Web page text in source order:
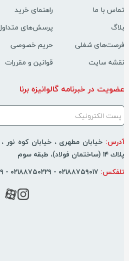
با ما
شغلی
سایت
راهنمای خرید
پرسش‌های متداول
حریم خصوصی
قوانین و مقررات
در خبرنامه گالوانیزه برنا
خیابان مطهری ، خیابان کوه نور
(ساختمان فولاد)، طبقه سوم
۰۲۱۸۸۷۵۹۰۱۷ - ۰۲۱۸۸۷۵۰۲۲۹ - ۰۲۱۸۸۷۵۸۳۴۹